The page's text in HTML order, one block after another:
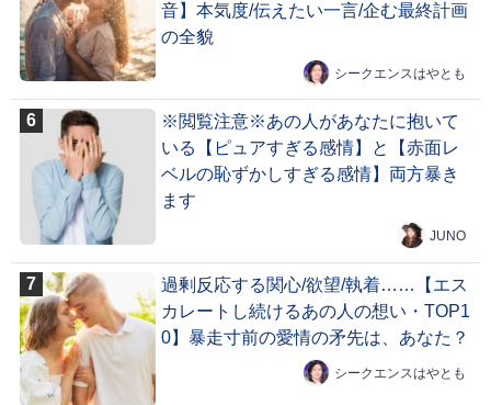
音】本気度/伝えたい一言/企む最終計画
の全貌
シークエンスはやとも
※閲覧注意※あの人があなたに抱いて
いる【ピュアすぎる感情】と【赤面レ
ベルの恥ずかしすぎる感情】両方暴き
ます
JUNO
過剰反応する関心/欲望/執着……【エス
カレートし続けるあの人の想い・TOP1
0】暴走寸前の愛情の矛先は、あなた？
シークエンスはやとも